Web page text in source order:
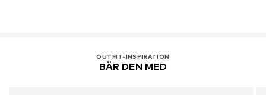
OUTFIT-INSPIRATION
BÄR DEN MED